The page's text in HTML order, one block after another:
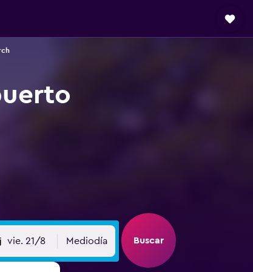
vie. 21/8 Mediodía Buscar